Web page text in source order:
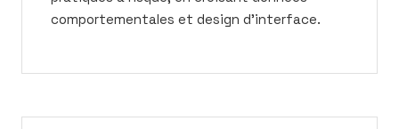
comportementales et design d'interface.